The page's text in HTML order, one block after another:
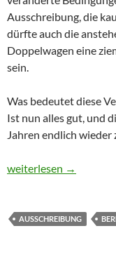
Ausschreibung, die
dürfte auch die
Doppelwagen eine
sein.
Was bedeutet diese
Ist nun alles gut, und
Jahren endlich wieder
Vergabe des S-Bahn-
weiterlesen →
AUSSCHREIBUNG